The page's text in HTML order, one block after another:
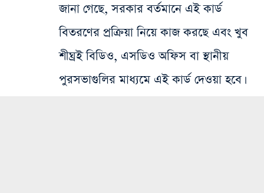
জানা গেছে, সরকার বর্তমানে এই কার্ড
বিতরণের প্রক্রিয়া নিয়ে কাজ করছে এবং খুব
শীঘ্রই বিডিও, এসডিও অফিস বা স্থানীয়
পুরসভাগুলির মাধ্যমে এই কার্ড দেওয়া হবে।